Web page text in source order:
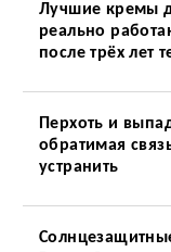
Лучшие кремы
реально
после трёх лет
Перхоть и
обратимая
устранить